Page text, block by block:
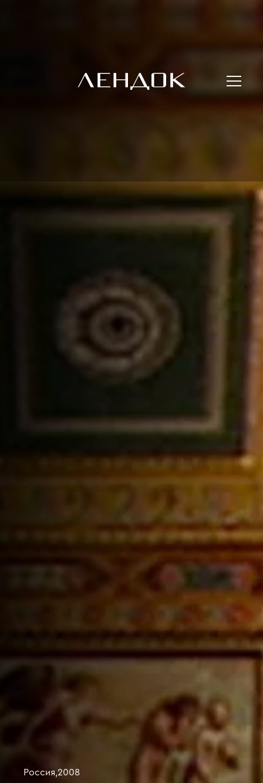
Россия,2008